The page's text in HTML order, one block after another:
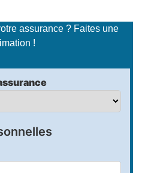
assurance ? Faites une
!